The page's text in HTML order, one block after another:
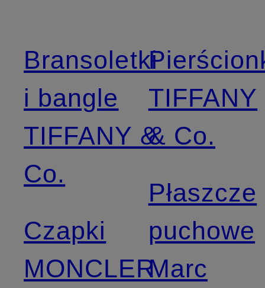
Bransoletki
i bangle
TIFFANY &
Co.
Czapki
MONCLER
TIFFANY
& Co.
Płaszcze
puchowe
Marc